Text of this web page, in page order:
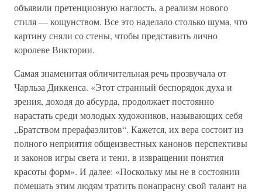
объявили претенциозную наглость, а реализм нового
стиля — кощунством. Все это наделало столько шума, что
картину сняли со стены, чтобы представить лично
королеве Виктории.
Самая знаменитая обличительная речь прозвучала от
Чарльза Диккенса. «Этот странный беспорядок духа и
зрения, доходя до абсурда, продолжает постоянно
нарастать среди молодых художников, называющих себя
„Братством прерафаэлитов“. Кажется, их вера состоит из
полного неприятия общеизвестных канонов перспективы
и законов игры света и тени, в извращении понятия
красоты форм». И далее: «Поскольку мы не в состоянии
помешать этим людям тратить понапрасну свой талант на